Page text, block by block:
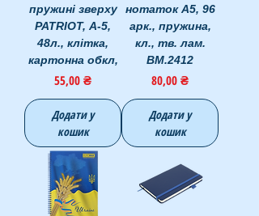
пружині зверху
PATRIOT, А-5,
48л., клітка,
картонна обкл,
Ціна
55,00 ₴
Додати у
кошик
нотаток А5, 96
арк., пружина,
кл., тв. лам.
BM.2412
Ціна
80,00 ₴
Додати у
кошик